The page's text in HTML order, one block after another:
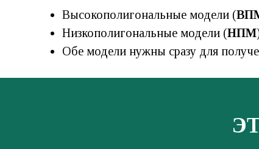
Высокополигональные модели (
Низкополигональные модели (НПМ
Обе модели нужны сразу для